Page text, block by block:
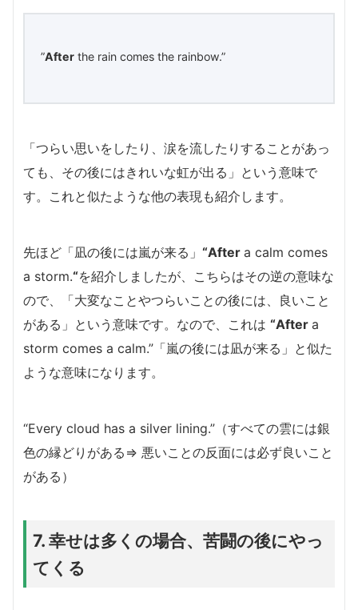
”After the rain comes the rainbow.”
「つらい思いをしたり、涙を流したりすることがあっ
ても、その後にはきれいな虹が出る」という意味で
す。これと似たような他の表現も紹介します。
先ほど 「凪の後には嵐が来る」 “After a calm comes
a storm.“を紹介しましたが、こちらはその逆の意味な
ので、「大変なことやつらいことの後には、良いこと
がある」という意味です。なので、これは “After a
storm comes a calm.”「嵐の後には凪が来る」と似た
ような意味になります。
“Every cloud has a silver lining.”（すべての雲には銀
色の縁どりがある⇒ 悪いことの反面には必ず良いこと
がある）
7. 幸せは多くの場合、苦闘の後にやっ
てくる